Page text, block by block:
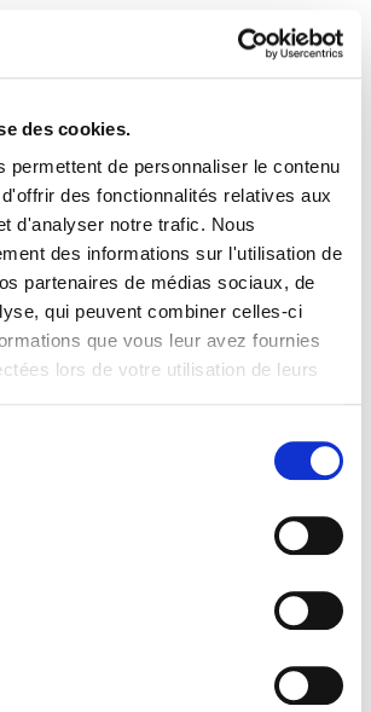
des cookies.
permettent de personnaliser le contenu
des fonctionnalités relatives aux
d'analyser notre trafic. Nous
des informations sur l'utilisation de
partenaires de médias sociaux, de
qui peuvent combiner celles-ci
que vous leur avez fournies
lors de votre utilisation de leurs
Astekaria 31
1.3 MB
PLAN DU SITE ACCESSIBILITÉ CONTACT
Arangiz Institutua Fundazioa
20 - 64100 Baiona -